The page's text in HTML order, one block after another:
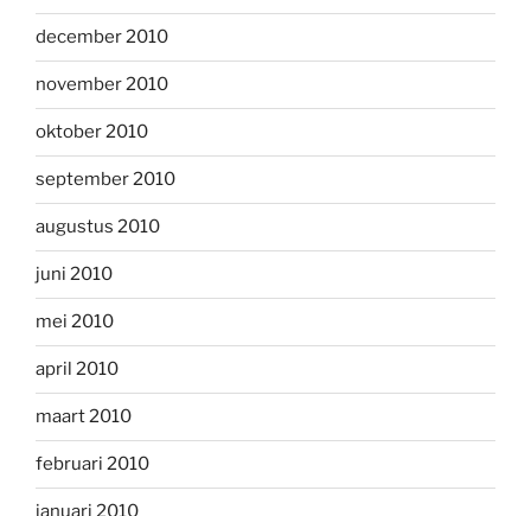
december 2010
november 2010
oktober 2010
september 2010
augustus 2010
juni 2010
mei 2010
april 2010
maart 2010
februari 2010
januari 2010